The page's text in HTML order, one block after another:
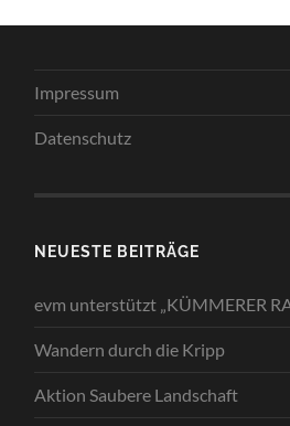
Impressum
Datenschutz
NEUESTE BEITRÄGE
evm unterstützt „KÜMMERER
Wandern durch die Kripp
Aktion Saubere Landschaft